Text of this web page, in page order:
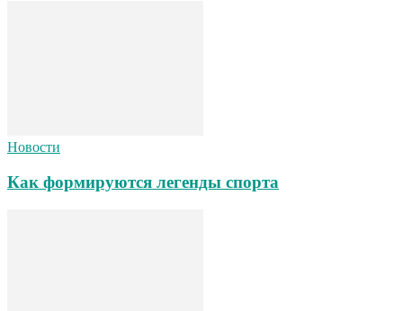
Новости
Как формируются легенды спорта